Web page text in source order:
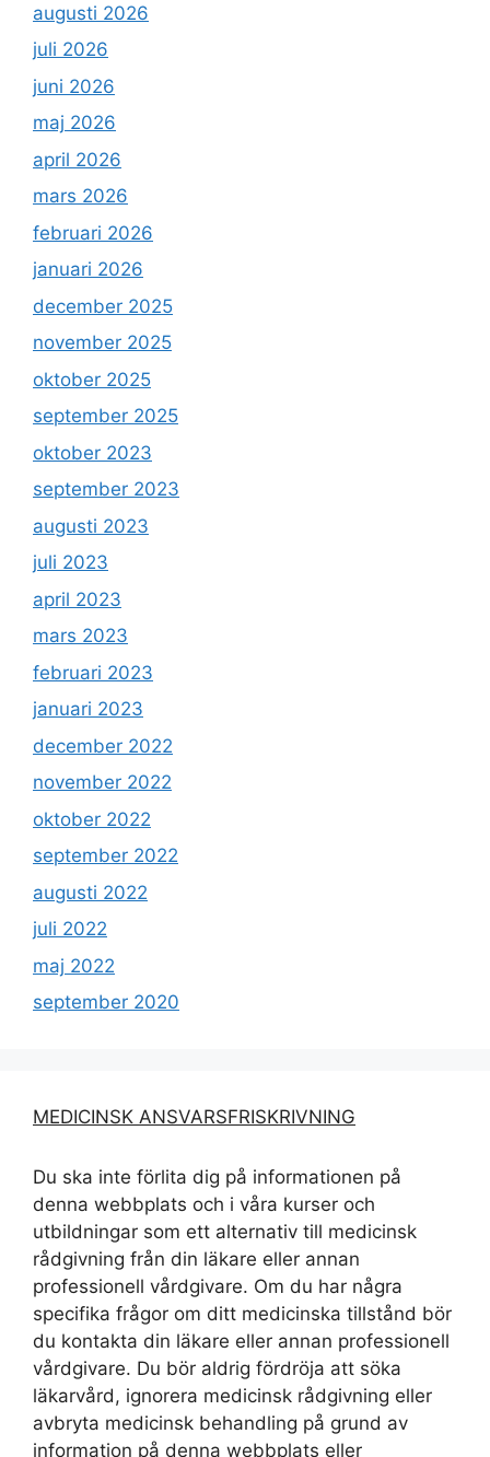
augusti 2026
juli 2026
juni 2026
maj 2026
april 2026
mars 2026
februari 2026
januari 2026
december 2025
november 2025
oktober 2025
september 2025
oktober 2023
september 2023
augusti 2023
juli 2023
april 2023
mars 2023
februari 2023
januari 2023
december 2022
november 2022
oktober 2022
september 2022
augusti 2022
juli 2022
maj 2022
september 2020
MEDICINSK ANSVARSFRISKRIVNING
Du ska inte förlita dig på informationen på
denna webbplats och i våra kurser och
utbildningar som ett alternativ till medicinsk
rådgivning från din läkare eller annan
professionell vårdgivare. Om du har några
specifika frågor om ditt medicinska tillstånd bör
du kontakta din läkare eller annan professionell
vårdgivare. Du bör aldrig fördröja att söka
läkarvård, ignorera medicinsk rådgivning eller
avbryta medicinsk behandling på grund av
information på denna webbplats eller